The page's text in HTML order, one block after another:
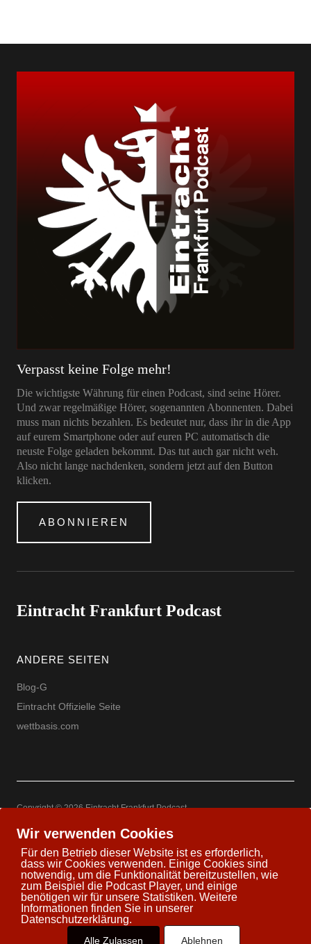
Verpasst keine Folge mehr!
Die wichtigste Währung für einen Podcast, sind seine Hörer.
Und zwar regelmäßige Hörer, sogenannten Abonnenten. Dabei
muss man nichts bezahlen. Es bedeutet nur, dass ihr in die App
auf eurem Smartphone oder auf euren PC automatisch die
neuste Folge geladen bekommt. Das tut auch gar nicht weh.
Also nicht lange nachdenken, sondern jetzt auf den Button
klicken.
ABONNIEREN
Eintracht Frankfurt Podcast
ANDERE SEITEN
Blog-G
Eintracht Offizielle Seite
wettbasis.com
Copyright © 2026 Eintracht Frankfurt Podcast
Theme: Uku byElmastudio
TwitterFacebook
Youtube
Google+
Wir verwenden Cookies
Für den Betrieb dieser Website ist es erforderlich,
dass wir Cookies verwenden. Einige Cookies sind
notwendig, um die Funktionalität bereitzustellen, wie
zum Beispiel die Podcast Player, und einige
benötigen wir für unsere Statistiken. Weitere
Informationen finden Sie in unserer
Datenschutzerklärung.
Alle Zulassen Ablehnen